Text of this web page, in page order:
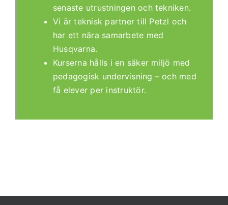
senaste utrustningen och tekniken.
Vi är teknisk partner till Petzl och
har ett nära samarbete med
Husqvarna.
Kurserna hålls i en säker miljö med
pedagogisk undervisning – och med
få elever per instruktör.